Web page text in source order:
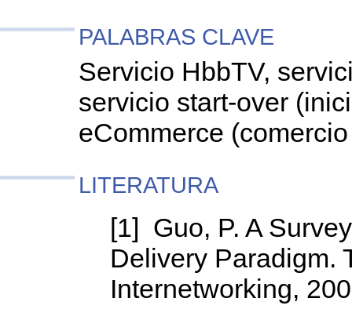
PALABRAS CLAVE
Servicio HbbTV,
servicio start-over
eCommerce
LITERATURA
[1] Guo, P. A
Delivery Paradigm.
Internetworking,